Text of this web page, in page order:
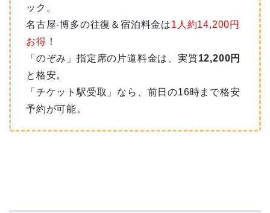
ック。
名古屋-博多の往復＆宿泊料金は1人約14,200円
お得 ！
「のぞみ」指定席の片道料金は、実質12,200円
と格安。
「チケット駅受取」なら、前日の16時まで格安
予約が可能。